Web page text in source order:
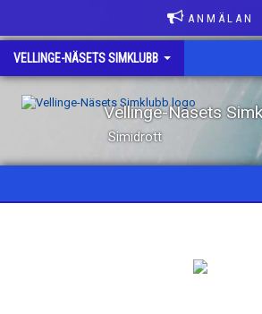
A N M Ä L A N
VELLINGE-NÄSETS SIMKLUBB
Vellinge-Näsets
Simidrott